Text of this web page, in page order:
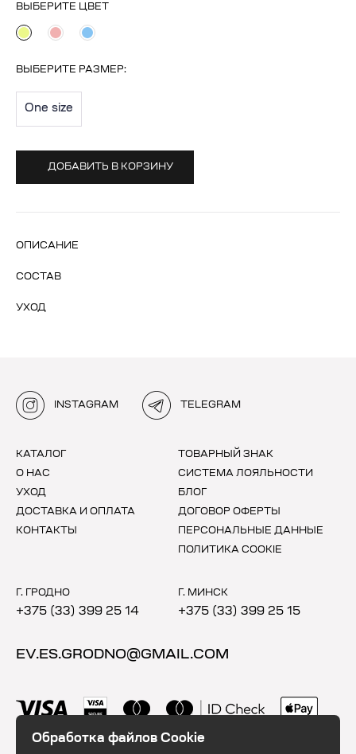
ВЫБЕРИТЕ ЦВЕТ
ВЫБЕРИТЕ РАЗМЕР:
One size
ДОБАВИТЬ В КОРЗИНУ
ОПИСАНИЕ
СОСТАВ
УХОД
INSTAGRAM TELEGRAM
КАТАЛОГ
О НАС
УХОД
ДОСТАВКА И ОПЛАТА
КОНТАКТЫ
ТОВАРНЫЙ ЗНАК
СИСТЕМА ЛОЯЛЬНОСТИ
БЛОГ
ДОГОВОР ОФЕРТЫ
ПЕРСОНАЛЬНЫЕ ДАННЫЕ
ПОЛИТИКА COOKIE
Г. ГРОДНО
+375 (33) 399 25 14
Г. МИНСК
+375 (33) 399 25 15
EV.ES.GRODNO@GMAIL.COM
Обработка файлов Cookie